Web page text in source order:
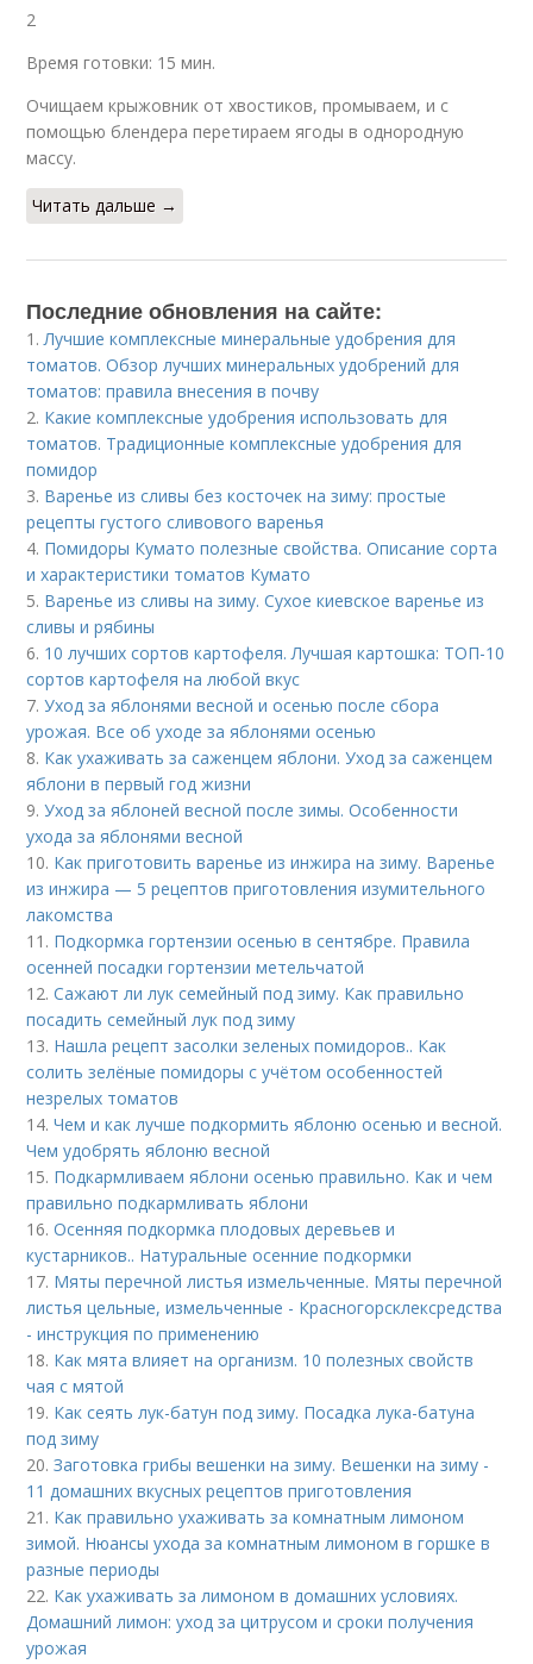
2
Время готовки: 15 мин.
Очищаем крыжовник от хвостиков, промываем, и с
помощью блендера перетираем ягоды в однородную
массу.
Читать дальше →
Последние обновления на сайте:
1.Лучшие комплексные минеральные удобрения для
томатов. Обзор лучших минеральных удобрений для
томатов: правила внесения в почву
2. Какие комплексные удобрения использовать для
томатов. Традиционные комплексные удобрения для
помидор
3. Варенье из сливы без косточек на зиму: простые
рецепты густого сливового варенья
4. Помидоры Кумато полезные свойства. Описание сорта
и характеристики томатов Кумато
5. Варенье из сливы на зиму. Сухое киевское варенье из
сливы и рябины
6. 10 лучших сортов картофеля. Лучшая картошка: ТОП-10
сортов картофеля на любой вкус
7.Уход за яблонями весной и осенью после сбора
урожая. Все об уходе за яблонями осенью
8. Как ухаживать за саженцем яблони. Уход за саженцем
яблони в первый год жизни
9.Уход за яблоней весной после зимы. Особенности
ухода за яблонями весной
10. Как приготовить варенье из инжира на зиму. Варенье
из инжира — 5 рецептов приготовления изумительного
лакомства
11. Подкормка гортензии осенью в сентябре. Правила
осенней посадки гортензии метельчатой
12.Сажают ли лук семейный под зиму. Как правильно
посадить семейный лук под зиму
13. Нашла рецепт засолки зеленых помидоров.. Как
солить зелёные помидоры с учётом особенностей
незрелых томатов
14.Чем и как лучше подкормить яблоню осенью и весной.
Чем удобрять яблоню весной
15. Подкармливаем яблони осенью правильно. Как и чем
правильно подкармливать яблони
16.Осенняя подкормка плодовых деревьев и
кустарников.. Натуральные осенние подкормки
17. Мяты перечной листья измельченные. Мяты перечной
листья цельные, измельченные - Красногорсклексредства
- инструкция по применению
18. Как мята влияет на организм. 10 полезных свойств
чая с мятой
19. Как сеять лук-батун под зиму. Посадка лука-батуна
под зиму
20.Заготовка грибы вешенки на зиму. Вешенки на зиму -
11 домашних вкусных рецептов приготовления
21. Как правильно ухаживать за комнатным лимоном
зимой. Нюансы ухода за комнатным лимоном в горшке в
разные периоды
22. Как ухаживать за лимоном в домашних условиях.
Домашний лимон: уход за цитрусом и сроки получения
урожая